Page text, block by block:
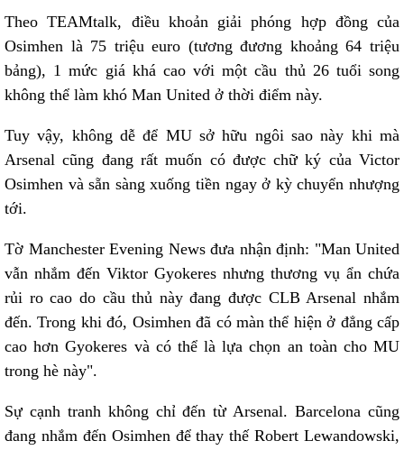
Theo TEAMtalk, điều khoản giải phóng hợp đồng của
Osimhen là 75 triệu euro (tương đương khoảng 64 triệu
bảng), 1 mức giá khá cao với một cầu thủ 26 tuổi song
không thể làm khó Man United ở thời điểm này.
Tuy vậy, không dễ để MU sở hữu ngôi sao này khi mà
Arsenal cũng đang rất muốn có được chữ ký của Victor
Osimhen và sẵn sàng xuống tiền ngay ở kỳ chuyển nhượng
tới.
Tờ Manchester Evening News đưa nhận định: "Man United
vẫn nhắm đến Viktor Gyokeres nhưng thương vụ ẩn chứa
rủi ro cao do cầu thủ này đang được CLB Arsenal nhắm
đến. Trong khi đó, Osimhen đã có màn thể hiện ở đẳng cấp
cao hơn Gyokeres và có thể là lựa chọn an toàn cho MU
trong hè này".
Sự cạnh tranh không chỉ đến từ Arsenal. Barcelona cũng
đang nhắm đến Osimhen để thay thế Robert Lewandowski,